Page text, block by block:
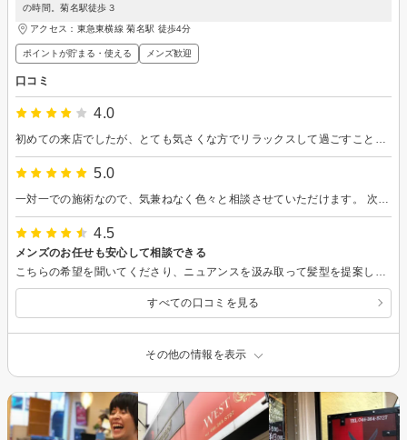
の時間。菊名駅徒歩３
アクセス：東急東横線 菊名駅 徒歩4分
ポイントが貯まる・使える メンズ歓迎
口コミ
4.0
5.0
4.5
メンズのお任せも安心して相談できる
すべての口コミを見る
その他の情報を表示